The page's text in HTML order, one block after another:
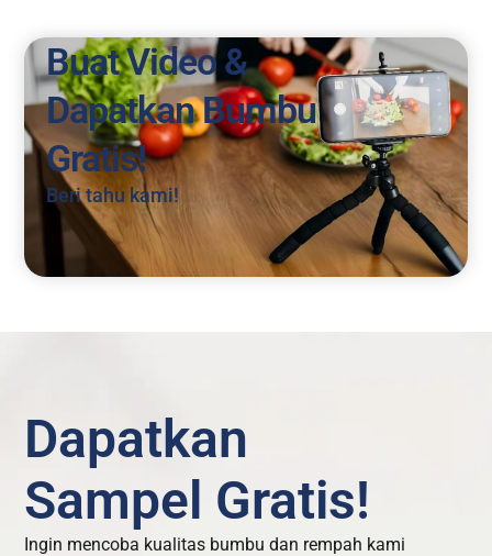
Buat Video &
Dapatkan Bumbu
Gratis!
Beri tahu kami!
Dapatkan
Sampel Gratis!
Ingin mencoba kualitas bumbu dan rempah kami